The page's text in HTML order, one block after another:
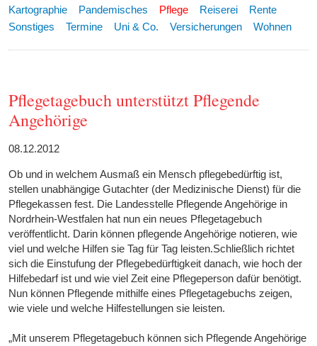
Kartographie
Pandemisches Pflege Reiserei
Rente
Sonstiges
Termine Uni & Co. Versicherungen Wohnen
Pflegetagebuch unterstützt Pflegende
Angehörige
08.12.2012
Ob und in welchem Ausmaß ein Mensch pflegebedürftig ist,
stellen unabhängige Gutachter (der Medizinische Dienst) für die
Pflegekassen fest. Die Landesstelle Pflegende Angehörige in
Nordrhein-Westfalen hat nun ein neues Pflegetagebuch
veröffentlicht. Darin können pflegende Angehörige notieren, wie
viel und welche Hilfen sie Tag für Tag leisten.Schließlich richtet
sich die Einstufung der Pflegebedürftigkeit danach, wie hoch der
Hilfebedarf ist und wie viel Zeit eine Pflegeperson dafür benötigt.
Nun können Pflegende mithilfe eines Pflegetagebuchs zeigen,
wie viele und welche Hilfestellungen sie leisten.
„Mit unserem Pflegetagebuch können sich Pflegende Angehörige